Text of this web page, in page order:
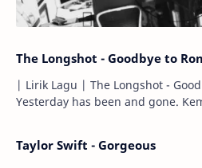
The Longshot - Goodbye to
| Lirik Lagu | The Longshot -
Yesterday has been and gone. Kemarin telah hilang.
Taylor Swift - Gorgeous